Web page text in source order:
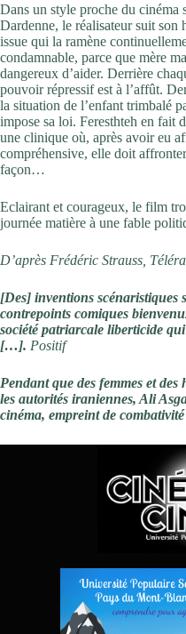
Dans un style proche du cinéma
Dardenne, le réalisateur suit son
issue qui la ramène
condamnable, parce que mère
dangereux d’aider. Derrière
pouvoir répressif est à l’affût.
la situation de l’enfant trimbalé
impose sa loi. Feresthteh en fait
une clinique où, après avoir eu
compréhensive, elle doit
façon…
Eclairant et courageux, le film
journée matière à une fable
D’après Frédéric Strauss,
[Des] inventions scénaristiques
contrepoints comiques
société patriarcale liberticide
[…]. Positif
Pendant que des femmes et
les autorités iraniennes, Ali
cinéma, empreint de